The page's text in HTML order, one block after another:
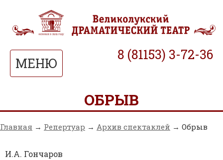
МЕНЮ
8 (81153) 3-72-36
ОБРЫВ
Главная → Репертуар → Архив спектаклей → Обрыв
И.А. Гончаров